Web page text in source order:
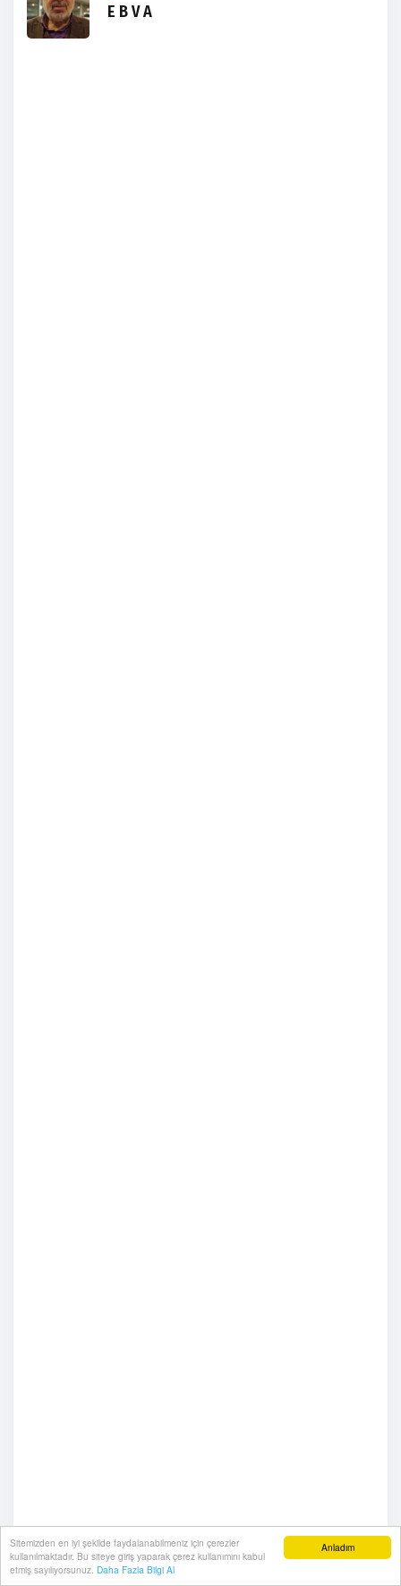
Anladım
Sitemizden en iyi şekilde faydalanabilmeniz için çerezler
kullanılmaktadır. Bu siteye giriş yaparak çerez kullanımını kabul
etmiş sayılıyorsunuz. Daha Fazla Bilgi Al
E B V A